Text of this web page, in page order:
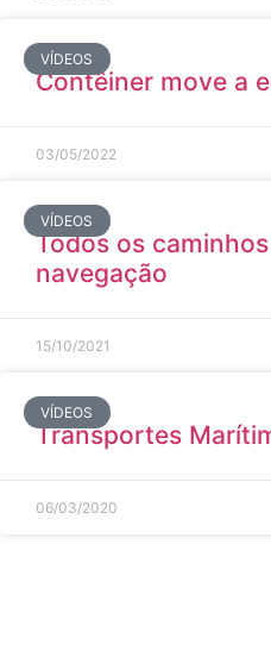
VÍDEOS
Contêiner move a
03/05/2022
VÍDEOS
Todos os
navegação
15/10/2021
VÍDEOS
Transportes
06/03/2020